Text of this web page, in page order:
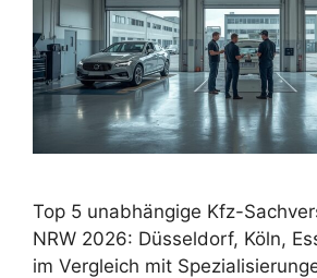
Top 5 unabhängige Kfz-
NRW 2026: Düsseldorf, Köln,
im Vergleich mit